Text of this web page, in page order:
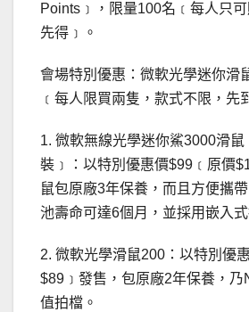
Points﹞，限量100名﹝每人只
先得﹞。
會場特別優惠：微軟光學迷你滑
﹝每人限買兩隻，款式不限，先
1. 微軟無線光學迷你鯊3000滑
裝﹞：以特別優惠價$99﹝原價
鼠包原廠3年保養，而且方便攜
池壽命可達6個月，並採用嵌入式
2. 微軟光學滑鼠200：以特別優
$89﹞發售，包原廠2年保養，乃
值拍檔。